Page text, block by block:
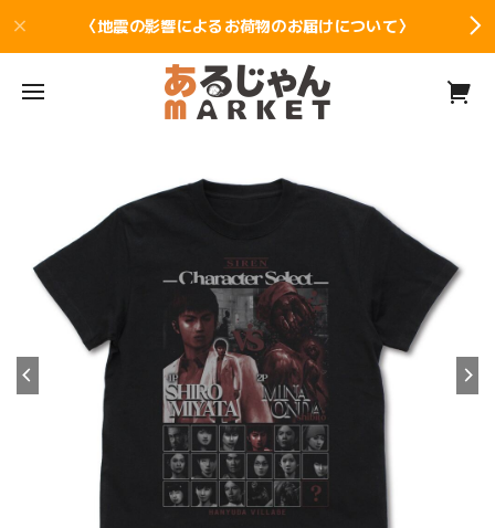
〈地震の影響によるお荷物のお届けについて〉